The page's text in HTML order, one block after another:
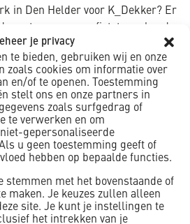
je privacy
te bieden, gebruiken wij en onze
zoals cookies om informatie over
en/of te openen. Toestemming
stelt ons en onze partners in
zoals surfgedrag of
te verwerken en om
gepersonaliseerde
u geen toestemming geeft of
hebben op bepaalde functies.
stemmen met het bovenstaande of
maken. Je keuzes zullen alleen
site. Je kunt je instellingen te
het intrekken van je
in Den Helder voor K_Dekker? Er
voetgangers- en fietstunnel onder
wijken met elkaar verbindt. Pal
aan beide zijden van het
zodat de perrons niet
ook per lift bereikbaar zijn.
“De bouwkuipen met daarin het
is inmiddels gereed. We
gerealiseerd door
een verticale injectie en een
Verder is de bouwkuip
en zijn de wapening en het
Al het beton is in het werk gestort,